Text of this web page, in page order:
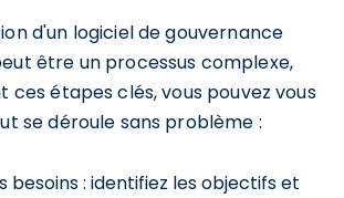
d'un logiciel de gouvernance
être un processus complexe,
ces étapes clés, vous pouvez vous
se déroule sans problème :
besoins : identifiez les objectifs et